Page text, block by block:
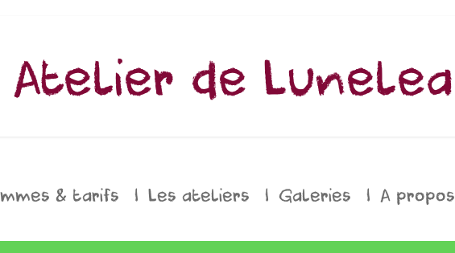
Atelier de Lunelea
& tarifs | Les ateliers | Galeries | A propos